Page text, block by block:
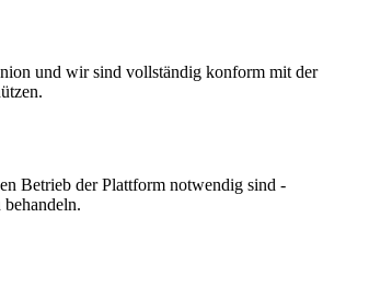
und wir sind vollständig konform mit der
Betrieb der Plattform notwendig sind -